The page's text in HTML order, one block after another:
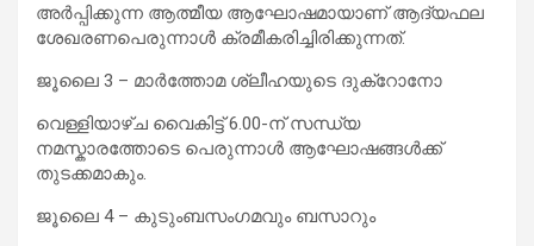
അർപ്പിക്കുന്ന ആത്മീയ ആഘോഷമായാണ് ആദ്യഫല
ശേഖരണപെരുന്നാൾ ക്രമീകരിച്ചിരിക്കുന്നത്.
ജൂലൈ 3 – മാർത്തോമ ശ്ലീഹയുടെ ദുക്റോനോ
വെള്ളിയാഴ്ച വൈകിട്ട് 6.00-ന് സന്ധ്യ
നമസ്കാരത്തോടെ പെരുന്നാൾ ആഘോഷങ്ങൾക്ക്
തുടക്കമാകും.
ജൂലൈ 4 – കുടുംബസംഗമവും ബസാറും